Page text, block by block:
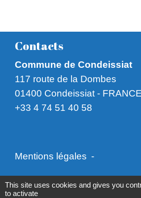
Contacts
Commune de Condeissiat
117 route de la Dombes
01400 Condeissiat - FRANCE
+33 4 74 51 40 58
Mentions légales -
Politique de confidentialité -
This site uses cookies and gives you
to activate